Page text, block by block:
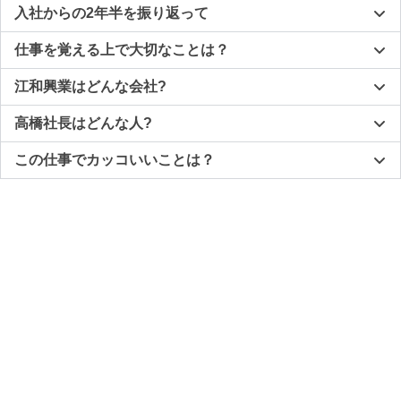
入社からの2年半を振り返って
仕事を覚える上で大切なことは？
江和興業はどんな会社?
高橋社長はどんな人?
この仕事でカッコいいことは？